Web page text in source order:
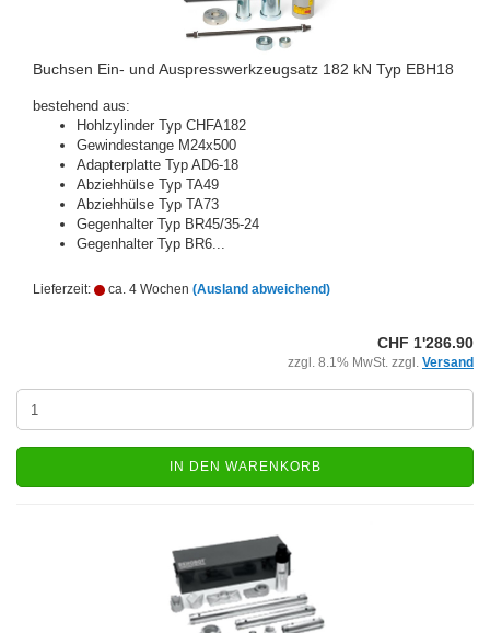
Buchsen Ein- und Auspresswerkzeugsatz 182 kN Typ EBH18
bestehend aus:
Hohlzylinder Typ CHFA182
Gewindestange M24x500
Adapterplatte Typ AD6-18
Abziehhülse Typ TA49
Abziehhülse Typ TA73
Gegenhalter Typ BR45/35-24
Gegenhalter Typ BR6...
Lieferzeit: ca. 4 Wochen (Ausland abweichend)
CHF 1'286.90
zzgl. 8.1% MwSt. zzgl. Versand
IN DEN WARENKORB